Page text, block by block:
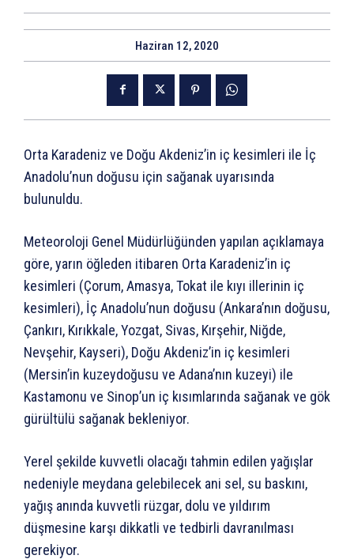
Haziran 12, 2020
Orta Karadeniz ve Doğu Akdeniz’in iç kesimleri ile İç
Anadolu’nun doğusu için sağanak uyarısında
bulunuldu.
Meteoroloji Genel Müdürlüğünden yapılan açıklamaya
göre, yarın öğleden itibaren Orta Karadeniz’in iç
kesimleri (Çorum, Amasya, Tokat ile kıyı illerinin iç
kesimleri), İç Anadolu’nun doğusu (Ankara’nın doğusu,
Çankırı, Kırıkkale, Yozgat, Sivas, Kırşehir, Niğde,
Nevşehir, Kayseri), Doğu Akdeniz’in iç kesimleri
(Mersin’in kuzeydoğusu ve Adana’nın kuzeyi) ile
Kastamonu ve Sinop’un iç kısımlarında sağanak ve gök
gürültülü sağanak bekleniyor.
Yerel şekilde kuvvetli olacağı tahmin edilen yağışlar
nedeniyle meydana gelebilecek ani sel, su baskını,
yağış anında kuvvetli rüzgar, dolu ve yıldırım
düşmesine karşı dikkatli ve tedbirli davranılması
gerekiyor.